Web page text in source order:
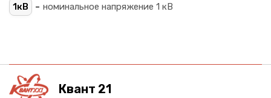
1кВ - номинальное напряжение 1 кВ
Квант 21